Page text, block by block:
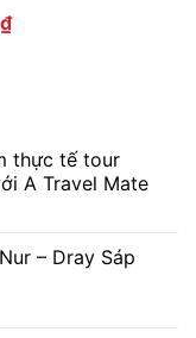
₫
thực tế tour
A Travel Mate
– Dray Sáp